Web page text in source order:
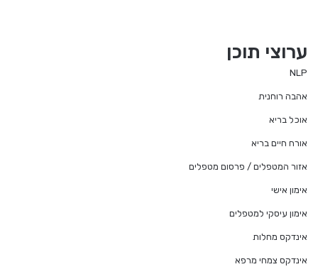
ערוצי תוכן
NLP
אהבה רוחנית
אוכל בריא
אורח חיים בריא
אזור המטפלים / פרסום מטפלים
אימון אישי
אימון עיסקי למטפלים
אינדקס מחלות
אינדקס צמחי מרפא